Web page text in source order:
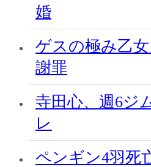
婚
ゲスの極み乙女
謝罪
寺田心、週6ジ
レ
ペンギン4羽死